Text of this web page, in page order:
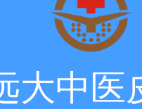
大中医